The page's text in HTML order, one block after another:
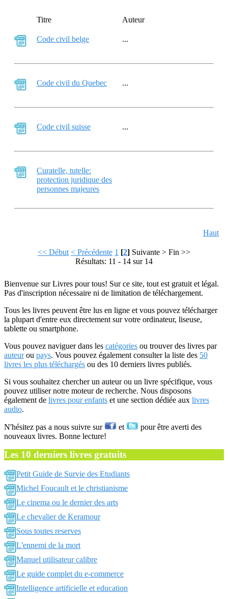
Titre Auteur
Code civil belge ...
Code civil du Quebec ...
Code civil suisse ...
Curatelle, tutelle:
protection juridique des
personnes majeures
Haut
<< Début < Précédente 1 [2] Suivante > Fin >>
Résultats: 11 - 14 sur 14
Bienvenue sur Livres pour tous! Sur ce site, tout est gratuit et légal.
Pas d'inscription nécessaire ni de limitation de téléchargement.
Tous les livres peuvent être lus en ligne et vous pouvez télécharger
la plupart d'entre eux directement sur votre ordinateur, liseuse,
tablette ou smartphone.
Vous pouvez naviguer dans les catégories ou trouver des livres par
auteurou pays. Vous pouvez également consulter la liste des 50
livres les plus téléchargés ou des 10 derniers livres publiés.
Si vous souhaitez chercher un auteur ou un livre spécifique, vous
pouvez utiliser notre moteur de recherche. Nous disposons
également de livres pour enfants et une section dédiée aux livres
audio.
N'hésitez pas a nous suivre sur et
pour être averti des
nouveaux livres. Bonne lecture!
Les 10 derniers livres gratuits
Petit Guide de Survie des Etudiants
Michel Foucault et le christianisme
Le cinema ou le dernier des arts
Le chevalier de Keramour
Sous toutes reserves
L'ennemi de la mort
Manuel utilisateur calibre
Le guide complet du e-commerce
Intelligence artificielle et education